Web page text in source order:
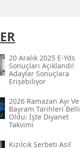
20 Aralık 2025 E-Yds
Sonuçları Açıklandı!
Adaylar Sonuçlara
Erişebiliyor
2026 Ramazan Ayı Ve
Bayram Tarihleri Belli
Oldu: İşte Diyanet
Takvimi
Kızılcık Şerbeti Asil